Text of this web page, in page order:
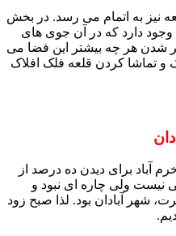
نیز به اتمام می رسد. در بخش
وجود دارد که در آن جوی های
تر شدن هر چه بیشتر این فضا می
و تماشا کردن قلعه فلک افلاک
آباد برای دیدن ده درصد از
نیست ولی چاره ای نبود و
شهر آبادان بود. لذا صبح زود